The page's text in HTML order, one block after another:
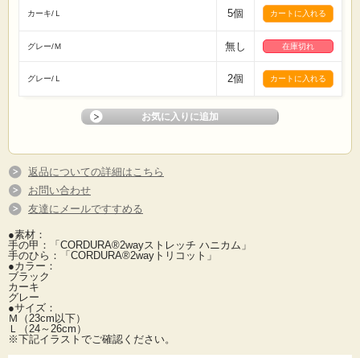
カーキ/Ｌ 5個
グレー/Ｍ 無し 在庫切れ
グレー/Ｌ 2個
返品についての詳細はこちら
お問い合わせ
友達にメールですすめる
●素材：
手の甲：「CORDURA®2wayストレッチ ハニカム」
手のひら：「CORDURA®2wayトリコット」
●カラー：
ブラック
カーキ
グレー
●サイズ：
Ｍ（23cm以下）
Ｌ（24～26cm）
※下記イラストでご確認ください。